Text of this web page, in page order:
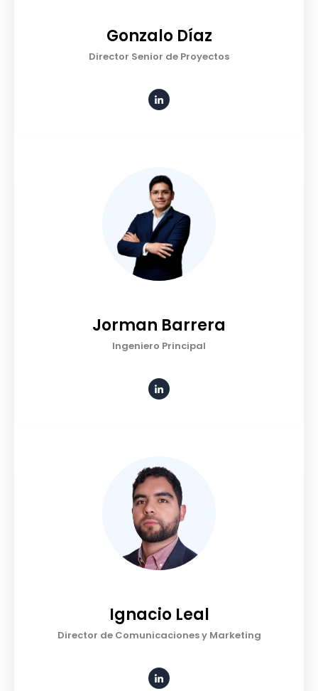
Gonzalo Díaz
Director Senior de Proyectos
Jorman Barrera
Ingeniero Principal
Ignacio Leal
Director de Comunicaciones y Marketing